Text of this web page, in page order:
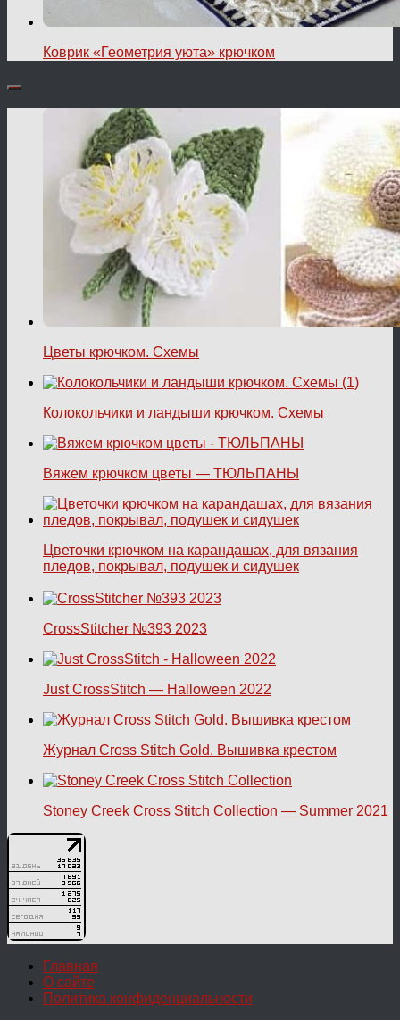
Коврик «Геометрия уюта» крючком
Цветы крючком. Схемы
Колокольчики и ландыши крючком. Схемы
Вяжем крючком цветы — ТЮЛЬПАНЫ
Цветочки крючком на карандашах, для вязания
пледов, покрывал, подушек и сидушек
CrossStitcher №393 2023
Just CrossStitch — Halloween 2022
Журнал Cross Stitch Gold. Вышивка крестом
Stoney Creek Cross Stitch Collection — Summer 2021
Главная
О сайте
Политика конфиденциальности